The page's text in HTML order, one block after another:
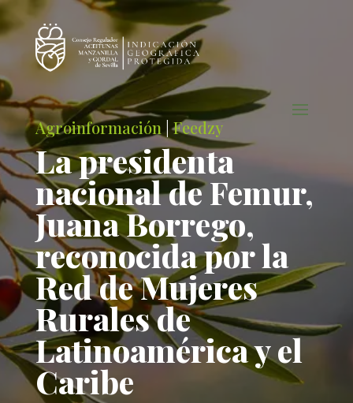
Agroinformación |Feedzy
La presidenta
nacional de Femur,
Juana Borrego,
reconocida por la
Red de Mujeres
Rurales de
Latinoamérica y el
Caribe